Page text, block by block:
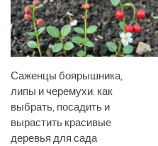
Саженцы боярышника,
липы и черемухи: как
выбрать, посадить и
вырастить красивые
деревья для сада